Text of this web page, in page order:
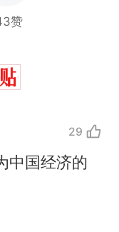
赞
29
中国经济的